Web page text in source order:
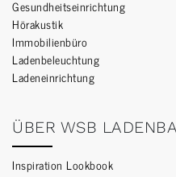
Gesundheitseinrichtung
Hörakustik
Immobilienbüro
Ladenbeleuchtung
Ladeneinrichtung
ÜBER WSB
Inspiration Lookbook